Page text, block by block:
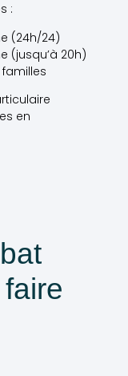
:
(24h/24)
(jusqu’à 20h)
en